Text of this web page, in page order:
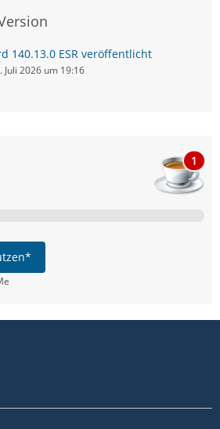
140.13.0 ESR veröffentlicht
Juli 2026 um 19:16
1